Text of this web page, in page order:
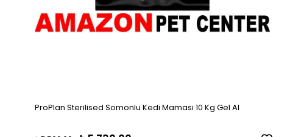
ProPlan Sterilised Somonlu Kedi Maması 10 Kg Gel Al